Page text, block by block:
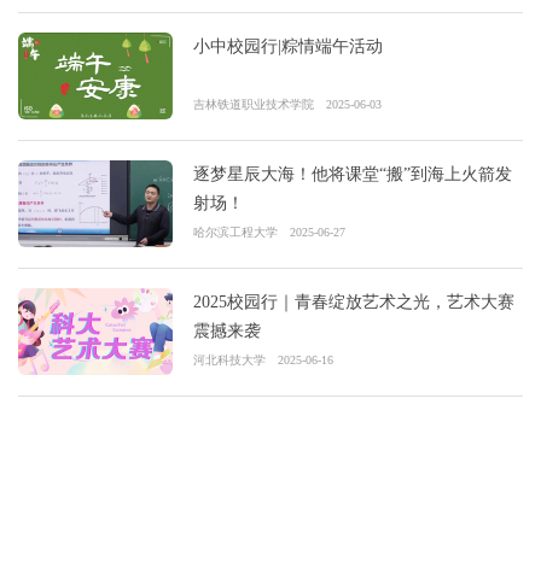
小中校园行|粽情端午活动
吉林铁道职业技术学院 2025-06-03
逐梦星辰大海！他将课堂“搬”到海上火箭发
射场！
哈尔滨工程大学 2025-06-27
2025校园行｜青春绽放艺术之光，艺术大赛
震撼来袭
河北科技大学 2025-06-16